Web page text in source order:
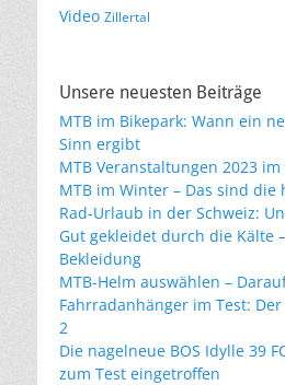
Video Zillertal
Unsere neuesten Beiträge
MTB im Bikepark: Wann ein
Sinn ergibt
MTB Veranstaltungen 2023
MTB im Winter – Das sind die
Rad-Urlaub in der Schweiz:
Gut gekleidet durch die Kälte
Bekleidung
MTB-Helm auswählen –
Fahrradanhänger im Test:
2
Die nagelneue BOS Idylle 39
zum Test eingetroffen